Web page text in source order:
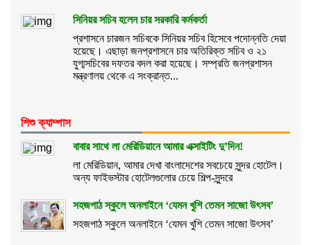
সিনিয়র সচিব হলেন চার সরকারি কর্মকর্তা
প্রশাসনে চারজন সচিবকে সিনিয়র সচিব হিসেবে পদোন্নতি দেয়া
হয়েছে। এছাড়া জনপ্রশাসনে চার অতিরিক্ত সচিব ও ২১
যুগ্মসচিবের দফতর বদল করা হয়েছে। সম্প্রতি জনপ্রশাসন
মন্ত্রণালয় থেকে এ সংক্রান্ত...
শিশু ক্যাম্পাস
বাবার সাথে লা মেরিডিয়ানে আমার এক্সাইটিং দু’দিন!
লা মেরিডিয়ান, আমার দেখা বাংলাদেশের সবচেয়ে সুন্দর হোটেল।
অন্য ফাইভস্টার হোটেলগুলোর চেয়ে শিল্প-সুন্দরে
সহজপাঠ স্কুলে অনলাইনে ‘যেমন খুশি তেমন সাজো উৎসব’
সহজপাঠ স্কুলে অনলাইনে ‘যেমন খুশি তেমন সাজো উৎসব’